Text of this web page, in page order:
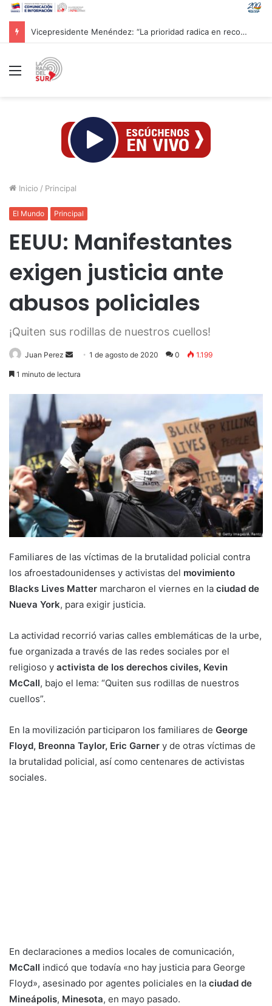
CAC 2026: Venezolano Ricardo Montes de Oca conquista Oro en salto con pértiga
Menú
Inicio / Principal
El Mundo Principal
EEUU: Manifestantes
exigen justicia ante
abusos policiales
¡Quiten sus rodillas de nuestros cuellos!
Juan Perez
Send1 de agosto de 2020 0 1.199
1 minuto de lectura
Familiares de las víctimas de la brutalidad policial contra
los afroestadounidenses y activistas del movimiento
Blacks Lives Matter marcharon el viernes en la ciudad de
Nueva York, para exigir justicia.
La actividad recorrió varias calles emblemáticas de la urbe,
fue organizada a través de las redes sociales por el
religioso y activista de los derechos civiles, Kevin
McCall, bajo el lema: “Quiten sus rodillas de nuestros
cuellos”.
En la movilización participaron los familiares de George
Floyd, Breonna Taylor, Eric Garner y de otras víctimas de
la brutalidad policial, así como centenares de activistas
sociales.
En declaraciones a medios locales de comunicación,
McCall indicó que todavía «no hay justicia para George
Floyd», asesinado por agentes policiales en la ciudad de
Mineápolis, Minesota, en mayo pasado.